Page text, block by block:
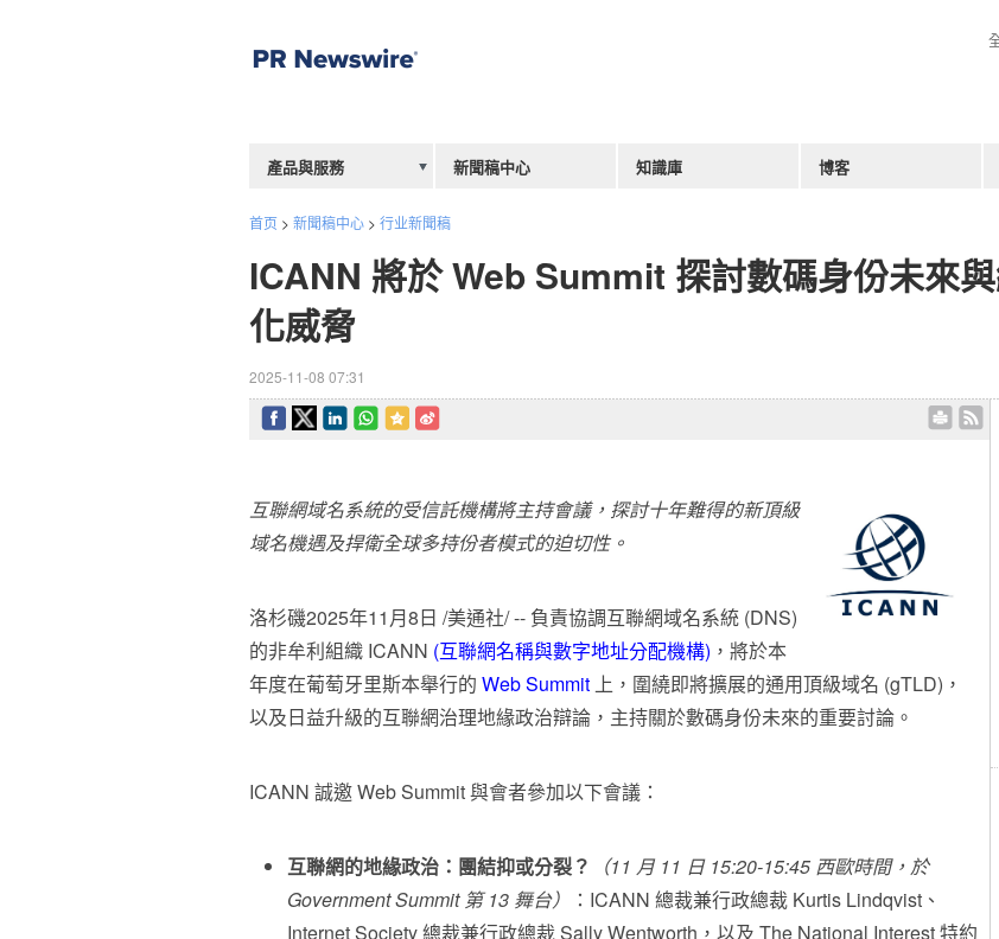
首页> 新聞稿中心> 行业新聞稿
ICANN 將於 Web Summit 探討數碼身份未來
化威脅
2025-11-08 07:31
互聯網域名系統的受信託機構將主持會議，探討十年難得的新頂級
域名機遇及捍衛全球多持份者模式的迫切性。
洛杉磯2025年11月8日 /美通社/ -- 負責協調互聯網域名系統 (DNS)
的非牟利組織 ICANN (互聯網名稱與數字地址分配機構) ，將於本
年度在葡萄牙里斯本舉行的 Web Summit上，圍繞即將擴展的通用頂級域名 (gTLD)，
以及日益升級的互聯網治理地緣政治辯論，主持關於數碼身份未來的重要討論。
ICANN 誠邀 Web Summit 與會者參加以下會議：
互聯網的地緣政治：團結抑或分裂？
（11 月 11 日 15:20-15:45 西歐時間，於
Government Summit 第 13 舞台）
：ICANN 總裁兼行政總裁 Kurtis Lindqvist、
Internet Society 總裁兼行政總裁 Sally Wentworth，以及 The National Interest 特約
產品與服務 新聞稿中心 知識庫 博客